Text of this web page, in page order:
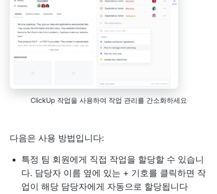
ClickUp 작업을 사용하여 작업 관리를 간소화하세요
다음은 사용 방법입니다:
특정 팀 회원에게 직접 작업을 할당할 수 있습니
다. 담당자 이름 옆에 있는 + 기호를 클릭하면 작
업이 해당 담당자에게 자동으로 할당됩니다